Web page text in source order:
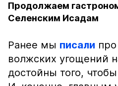
Продолжаем
Селенским Исадам
Ранее мы писали
волжских угощений
достойны того,